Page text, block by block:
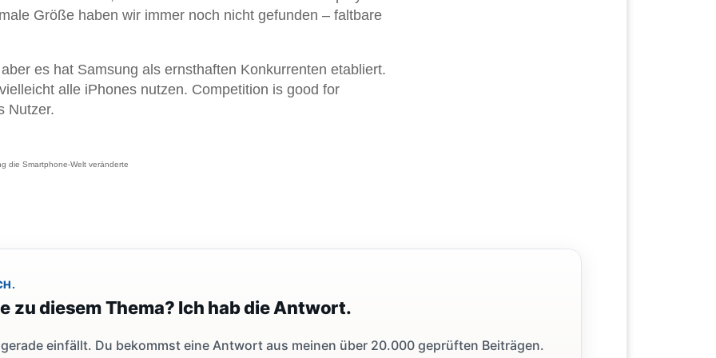
Größe haben wir immer noch nicht gefunden – faltbare
es hat Samsung als ernsthaften Konkurrenten etabliert.
alle iPhones nutzen. Competition is good for
Nutzer.
die Smartphone-Welt veränderte
zu diesem Thema? Ich hab die Antwort.
einfällt. Du bekommst eine Antwort aus meinen über 20.000 geprüften Beiträgen.